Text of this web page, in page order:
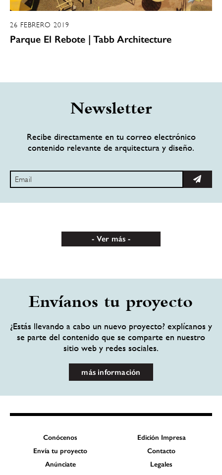
26 FEBRERO 2019
Parque El Rebote | Tabb Architecture
Newsletter
Recibe directamente en tu correo electrónico
contenido relevante de arquitectura y diseño.
Ver más
Envíanos tu proyecto
¿Estás llevando a cabo un nuevo proyecto? explícanos y
se parte del contenido que se comparte en nuestro
sitio web y redes sociales.
más información
Conócenos
Edición Impresa
Envía tu proyecto
Contacto
Anúnciate
Legales